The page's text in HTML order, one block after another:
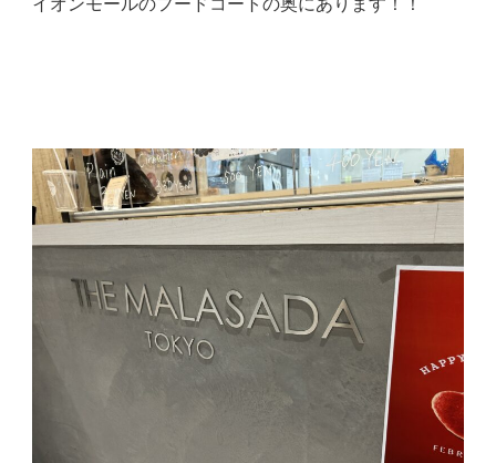
イオンモールのフードコートの奥にあります！！